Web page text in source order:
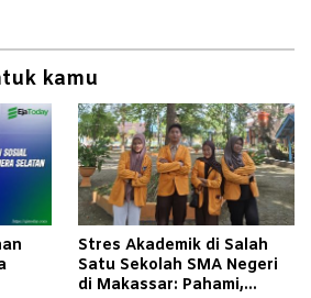
kamu
Stres Akademik di Salah
Satu Sekolah SMA Negeri
di Makassar: Pahami,